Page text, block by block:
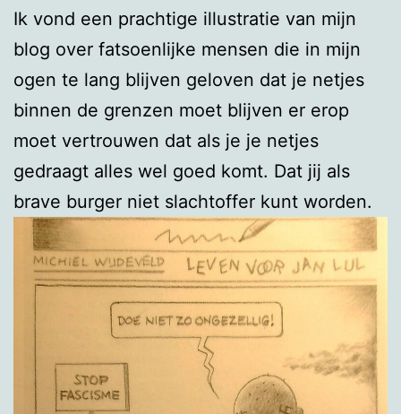
Ik vond een prachtige illustratie van mijn
blog over fatsoenlijke mensen die in mijn
ogen te lang blijven geloven dat je netjes
binnen de grenzen moet blijven er erop
moet vertrouwen dat als je je netjes
gedraagt alles wel goed komt. Dat jij als
brave burger niet slachtoffer kunt worden.